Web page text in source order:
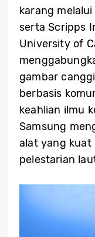
karang
serta Scripps
University of
gambar
berbasis
keahlian ilmu
Samsung
alat yang
pelestarian